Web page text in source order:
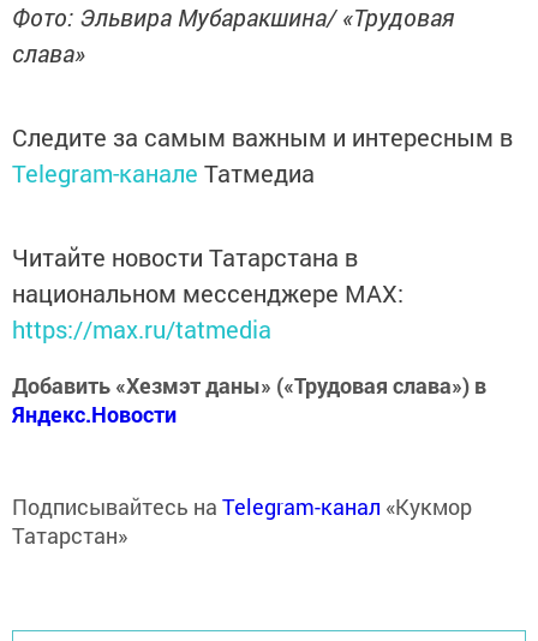
Фото: Эльвира Мубаракшина/ «Трудовая
слава»
Следите за самым важным и интересным в
Telegram-канале Татмедиа
Читайте новости Татарстана в
национальном мессенджере MАХ:
https://max.ru/tatmedia
Добавить «Хезмэт даны» («Трудовая слава») в
Яндекс.Новости
Подписывайтесь на Telegram-канал «Кукмор
Татарстан»